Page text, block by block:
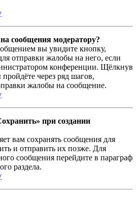
сообщения модератору?
вы увидите кнопку,
отправки жалобы на него, если
конференции. Щёлкнув
через ряд шагов,
жалобы на сообщение.
при создании
вам сохранять сообщения для
и отправить их позже. Для
сообщения перейдите в параграф
раздела.